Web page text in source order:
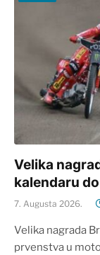
Velika
kalendaru
7. Augusta 2026.
Velika nagrada
prvenstva u